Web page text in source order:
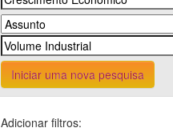
Iniciar uma nova pesquisa
Adicionar filtros: